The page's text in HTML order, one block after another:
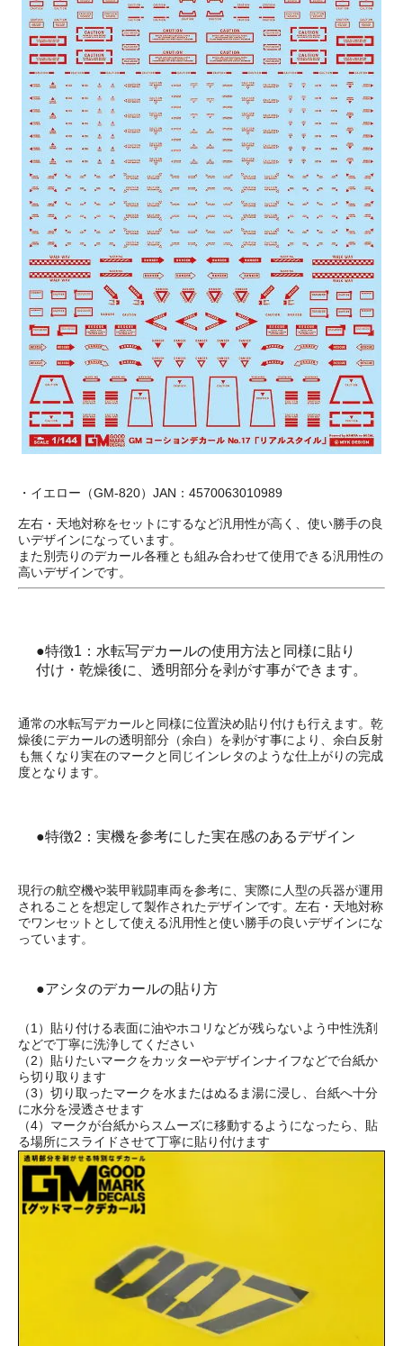
・イエロー（GM-820）JAN：4570063010989
左右・天地対称をセットにするなど汎用性が高く、使い勝手の良
いデザインになっています。
また別売りのデカール各種とも組み合わせて使用できる汎用性の
高いデザインです。
●特徴1：水転写デカールの使用方法と同様に貼り
付け・乾燥後に、透明部分を剥がす事ができます。
通常の水転写デカールと同様に位置決め貼り付けも行えます。乾
燥後にデカールの透明部分（余白）を剥がす事により、余白反射
も無くなり実在のマークと同じインレタのような仕上がりの完成
度となります。
●特徴2：実機を参考にした実在感のあるデザイン
現行の航空機や装甲戦闘車両を参考に、実際に人型の兵器が運用
されることを想定して製作されたデザインです。左右・天地対称
でワンセットとして使える汎用性と使い勝手の良いデザインにな
っています。
●アシタのデカールの貼り方
（1）貼り付ける表面に油やホコリなどが残らないよう中性洗剤
などで丁寧に洗浄してください
（2）貼りたいマークをカッターやデザインナイフなどで台紙か
ら切り取ります
（3）切り取ったマークを水またはぬるま湯に浸し、台紙へ十分
に水分を浸透させます
（4）マークが台紙からスムーズに移動するようになったら、貼
る場所にスライドさせて丁寧に貼り付けます